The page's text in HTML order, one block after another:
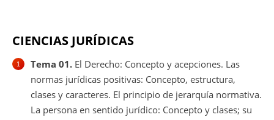
CIENCIAS JURÍDICAS
Tema 01. El Derecho: Concepto y acepciones. Las
normas jurídicas positivas: Concepto, estructura,
clases y caracteres. El principio de jerarquía normativa.
La persona en sentido jurídico: Concepto y clases; su